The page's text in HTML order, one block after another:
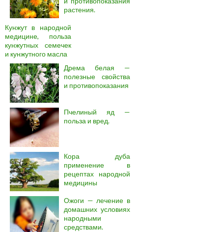
растения.
Кунжут в народной
медицине, польза
кунжутных семечек
и кунжутного масла
Дрема белая —
полезные свойства
и противопоказания
Пчелиный яд —
польза и вред.
Кора дуба
применение в
рецептах народной
медицины
Ожоги — лечение в
домашних условиях
народными
средствами.